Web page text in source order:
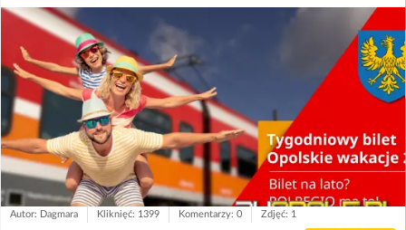
Autor: Dagmara Kliknięć: 1399 Komentarzy: 0 Zdjęć: 1